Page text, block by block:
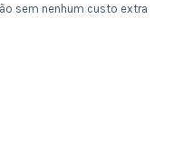
sem nenhum custo extra